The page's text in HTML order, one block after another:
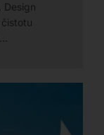
Design